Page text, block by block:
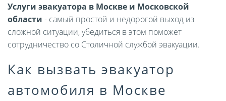
Услуги эвакуатора в Москве и Московской
области - самый простой и недорогой выход из
сложной ситуации, убедиться в этом поможет
сотрудничество со Столичной службой эвакуации.
Как вызвать эвакуатор
автомобиля в Москве